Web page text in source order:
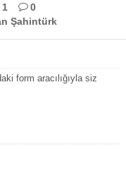
1
0
Şahintürk
form aracılığıyla siz